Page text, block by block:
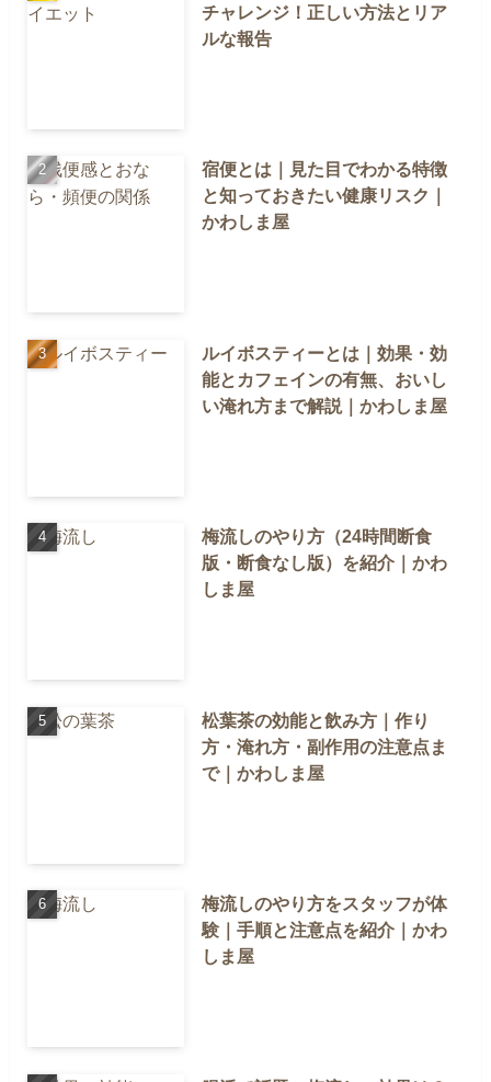
チャレンジ！正しい方法とリア
ルな報告
宿便とは｜見た目でわかる特徴
と知っておきたい健康リスク｜
かわしま屋
ルイボスティーとは｜効果・効
能とカフェインの有無、おいし
い淹れ方まで解説｜かわしま屋
梅流しのやり方（24時間断食
版・断食なし版）を紹介｜かわ
しま屋
松葉茶の効能と飲み方｜作り
方・淹れ方・副作用の注意点ま
で｜かわしま屋
梅流しのやり方をスタッフが体
験｜手順と注意点を紹介｜かわ
しま屋